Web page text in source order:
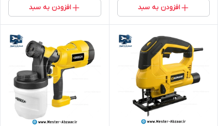
افزودن به سبد افزودن به سبد